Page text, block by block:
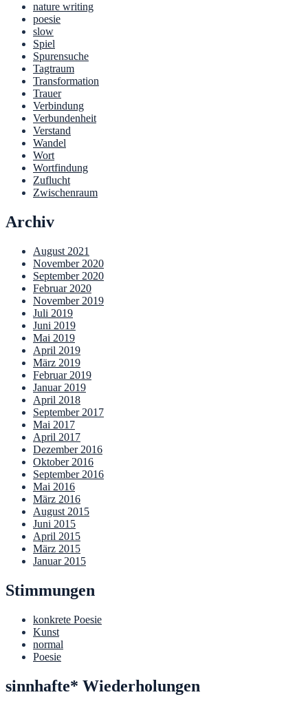
nature writing
poesie
slow
Spiel
Spurensuche
Tagtraum
Transformation
Trauer
Verbindung
Verbundenheit
Verstand
Wandel
Wort
Wortfindung
Zuflucht
Zwischenraum
Archiv
August 2021
November 2020
September 2020
Februar 2020
November 2019
Juli 2019
Juni 2019
Mai 2019
April 2019
März 2019
Februar 2019
Januar 2019
April 2018
September 2017
Mai 2017
April 2017
Dezember 2016
Oktober 2016
September 2016
Mai 2016
März 2016
August 2015
Juni 2015
April 2015
März 2015
Januar 2015
Stimmungen
konkrete Poesie
Kunst
normal
Poesie
sinnhafte* Wiederholungen